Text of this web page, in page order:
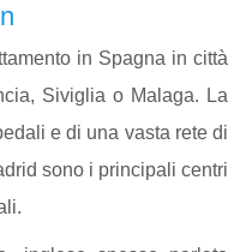
in Spagna in città
Siviglia o Malaga. La
e di una vasta rete di
sono i principali centri